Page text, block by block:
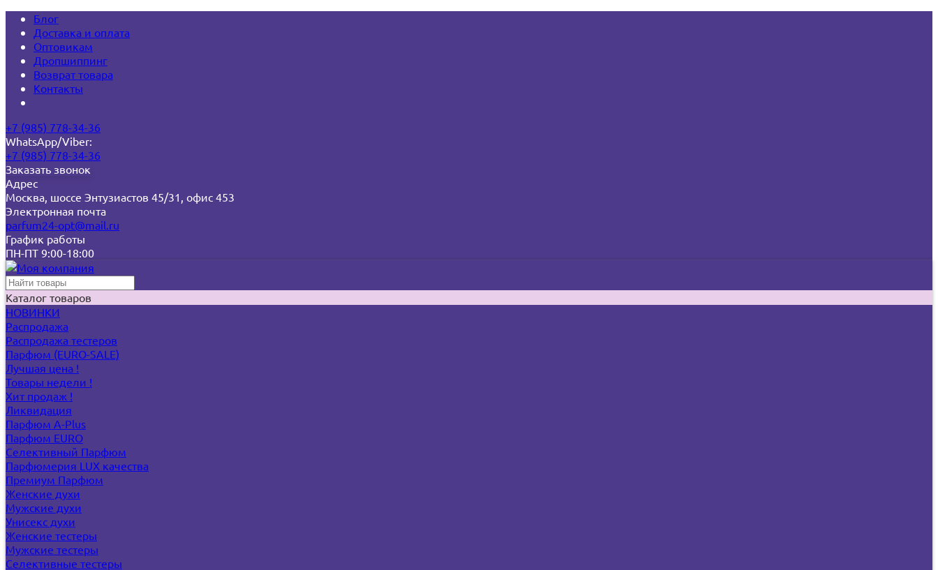
Блог
Доставка и оплата
Оптовикам
Дропшиппинг
Возврат товара
Контакты
+7 (985) 778-34-36
WhatsApp/Viber:
+7 (985) 778-34-36
Заказать звонок
Адрес
Москва, шоссе Энтузиастов 45/31, офис 453
Электронная почта
parfum24-opt@mail.ru
График работы
ПН-ПТ 9:00-18:00
Каталог товаров
НОВИНКИ
Распродажа
Распродажа тестеров
Парфюм (EURO-SALE)
Лучшая цена !
Товары недели !
Хит продаж !
Ликвидация
Парфюм A-Plus
Парфюм EURO
Селективный Парфюм
Парфюмерия LUX качества
Премиум Парфюм
Женские духи
Мужские духи
Унисекс духи
Женские тестеры
Мужские тестеры
Селективные тестеры